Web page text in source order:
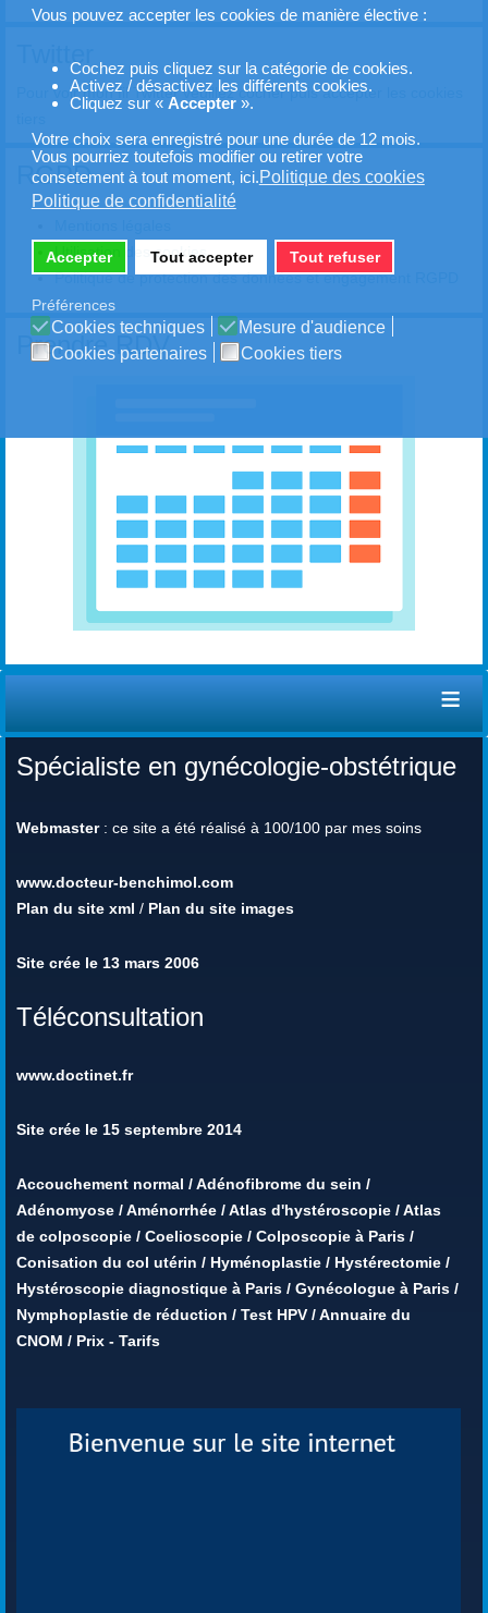
Vous pouvez accepter les cookies de manière élective :
Cochez puis cliquez sur la catégorie de cookies.
Activez / désactivez les différents cookies.
Cliquez sur « Accepter».
Votre choix sera enregistré pour une durée de 12 mois.
Vous pourriez toutefois modifier ou retirer votre
consetement à tout moment, ici.Politique des cookies
Politique de confidentialité
Accepter Tout accepter Tout refuser
Préférences
Cookies techniques
Mesure d'audience
Cookies partenaires
Cookies tiers
Pour voir mon fil Twitter veuillez cocher puis accepter les cookies
RGPD
Utilisation des cookies
Politique de protection des données et engagement RGPD
Prendre RDV
≡
Spécialiste en gynécologie-obstétrique
Webmaster: ce site a été réalisé à 100/100 par mes soins
www.docteur-benchimol.com
Plan du site xml / Plan du site images
Site crée le 13 mars 2006
Téléconsultation
www.doctinet.fr
Site crée le 15 septembre 2014
Accouchement normal /Adénofibrome du sein /
Adénomyose /Aménorrhée /Atlas d'hystéroscopie /Atlas
de colposcopie / Coelioscopie / Colposcopie à Paris /
Conisation du col utérin / Hyménoplastie / Hystérectomie /
Hystéroscopie diagnostique à Paris / Gynécologue à Paris /
Nymphoplastie de réduction / Test HPV /Annuaire du
CNOM / Prix - Tarifs